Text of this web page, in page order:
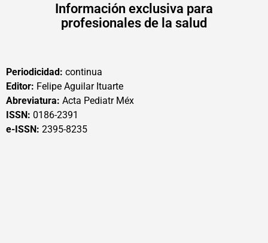
Información exclusiva para
profesionales de la salud
Periodicidad: continua
Editor: Felipe Aguilar Ituarte
Abreviatura: Acta Pediatr Méx
ISSN: 0186-2391
e-ISSN: 2395-8235